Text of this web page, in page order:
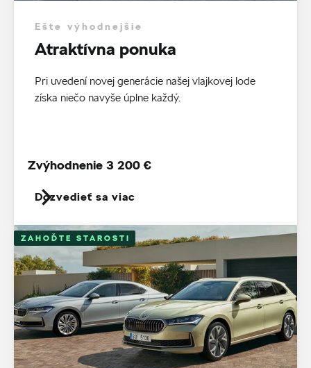
Ešte výhodnejšie
Atraktívna ponuka
Pri uvedení novej generácie našej vlajkovej lode
získa niečo navyše úplne každý.
Dozvedieť sa viac
Zvýhodnenie 3 200 €
ZAHOĎTE STAROSTI